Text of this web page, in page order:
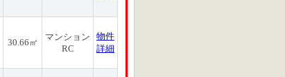
30.66㎡
マンション
RC
物件
詳細